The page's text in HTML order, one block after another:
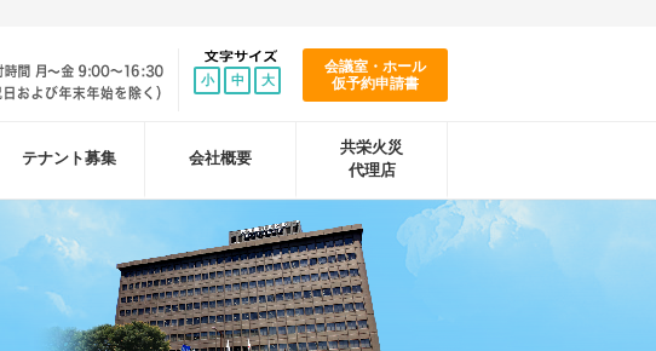
会議室・ホール
仮予約申請書
小 中 大
テナント募集 会社概要
共栄火災
代理店